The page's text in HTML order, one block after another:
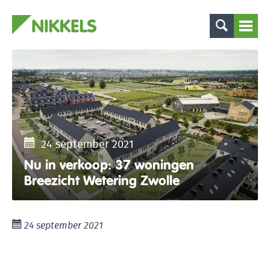
24 september 2021
Nu in verkoop: 37 woningen
Breezicht Wetering Zwolle
24 september 2021